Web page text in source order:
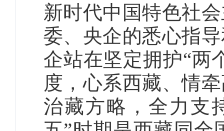
新时代中国特色社
委、央企的悉心指
企站在坚定拥护“两
度，心系西藏、情
治藏方略，全力支